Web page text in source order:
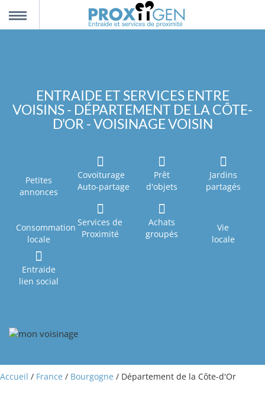
ENTRAIDE ET SERVICES ENTRE
VOISINS - DÉPARTEMENT DE LA CÔTE-
D'OR - VOISINAGE VOISIN
Petites
annonces
Covoiturage
Auto-partage
Prêt
d'objets
Jardins
partagés
Consommation
locale
Services de
Proximité
Achats
groupés
Vie
locale
Entraide
lien social
Accueil / France / Bourgogne / Département de la Côte-d'Or